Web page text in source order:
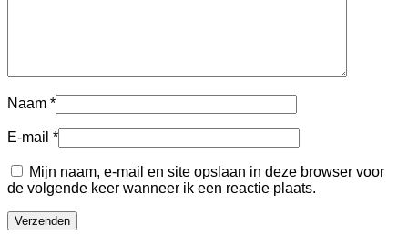
Naam *
E-mail *
Mijn naam, e-mail en site opslaan in deze browser voor
de volgende keer wanneer ik een reactie plaats.